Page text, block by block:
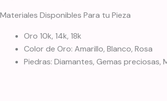
Materiales Disponibles Para tu Pieza
Oro 10k, 14k, 18k
Color de Oro: Amarillo, Blanco, Rosa
Piedras: Diamantes, Gemas preciosas,